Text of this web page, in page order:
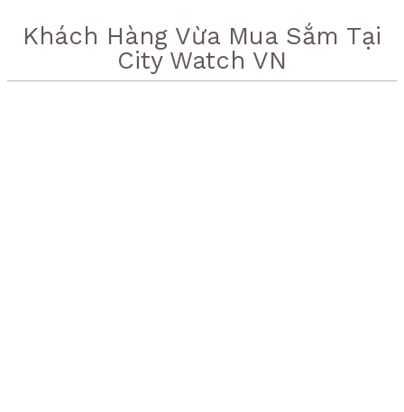
Khách Hàng Vừa Mua Sắm Tại
City Watch VN